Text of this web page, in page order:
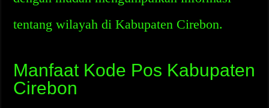
tentang wilayah di Kabupaten Cirebon.
Manfaat Kode Pos Kabupaten
Cirebon